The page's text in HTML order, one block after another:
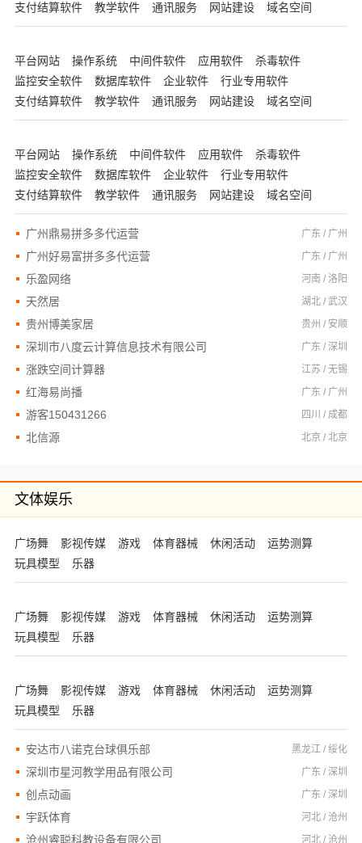
支付结算软件
教学软件 通讯服务 网站建设 域名空间
平台网站 操作系统 中间件软件 应用软件
杀毒软件
监控安全软件
数据库软件 企业软件
行业专用软件
支付结算软件
教学软件 通讯服务 网站建设 域名空间
平台网站 操作系统 中间件软件 应用软件
杀毒软件
监控安全软件
数据库软件 企业软件
行业专用软件
支付结算软件
教学软件 通讯服务 网站建设 域名空间
广州鼎易拼多多代运营 广东 / 广州
广州好易富拼多多代运营 广东 / 广州
乐盈网络 河南 / 洛阳
天然居 湖北 / 武汉
贵州博美家居 贵州 / 安顺
深圳市八度云计算信息技术有限公司 广东 / 深圳
涨跌空间计算器 江苏 / 无锡
红海易尚播 广东 / 广州
游客150431266 四川 / 成都
北信源 北京 / 北京
文体娱乐
广场舞 影视传媒 游戏 体育器械 休闲活动
运势测算
玩具模型
乐器
广场舞 影视传媒 游戏 体育器械 休闲活动
运势测算
玩具模型
乐器
广场舞 影视传媒 游戏 体育器械 休闲活动
运势测算
玩具模型
乐器
安达市八诺克台球俱乐部 黑龙江 / 绥化
深圳市星河教学用品有限公司 广东 / 深圳
创点动画 广东 / 深圳
宇跃体育 河北 / 沧州
沧州睿聪科教设备有限公司 河北 / 沧州